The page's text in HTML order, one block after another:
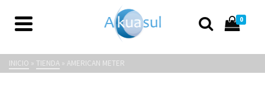
0
INICIO » TIENDA » AMERICAN METER